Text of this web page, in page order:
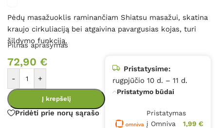
Pėdų masažuoklis raminančiam Shiatsu masažui, skatina
kraujo cirkuliaciją bei atgaivina pavargusias kojas, turi
šildymo funkciją.
Pilnas aprašymas
72,90 €
- +
Į krepšelį
Pridėti prie norų sąrašo
Pristatysime:
rugpjūčio 10 d. – 11 d.
Pristatymo būdai
Pristatymas
į Omniva
1,99 €